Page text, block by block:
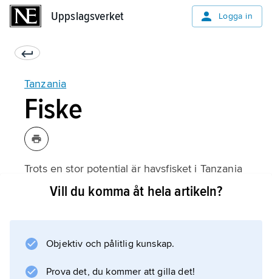
Uppslagsverket Logga in
Tanzania
Fiske
Trots en stor potential är havsfisket i Tanzania
begränsat. Huvuddelen av fisket är
komplement i kosthållet, men begränsade
lagrings- och transportfaciliteter hämmar
Vill du komma åt hela artikeln?
Objektiv och pålitlig kunskap.
Prova det, du kommer att gilla det!